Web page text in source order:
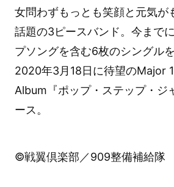
女問わずもっとも笑顔と元気が
話題の3ピースバンド。今まで
プソングを含む6枚のシングル
2020年3月18日に待望のMajor
Album『ポップ・ステップ・ジ
ース。
©戦翼倶楽部／909整備補給隊